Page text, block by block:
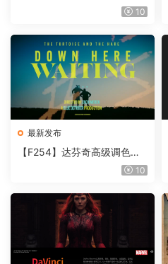
奇视频人像磨皮润肤美颜插件
10
最新发布
【F254】达芬奇高级调色插
件 Contour V2.2.2 WinMac10